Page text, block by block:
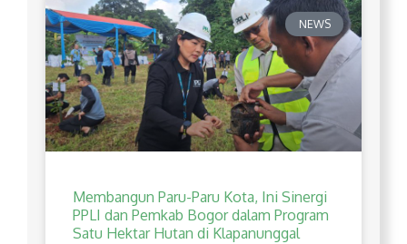
NEWS
Membangun Paru-Paru Kota, Ini Sinergi
PPLI dan Pemkab Bogor dalam Program
Satu Hektar Hutan di Klapanunggal